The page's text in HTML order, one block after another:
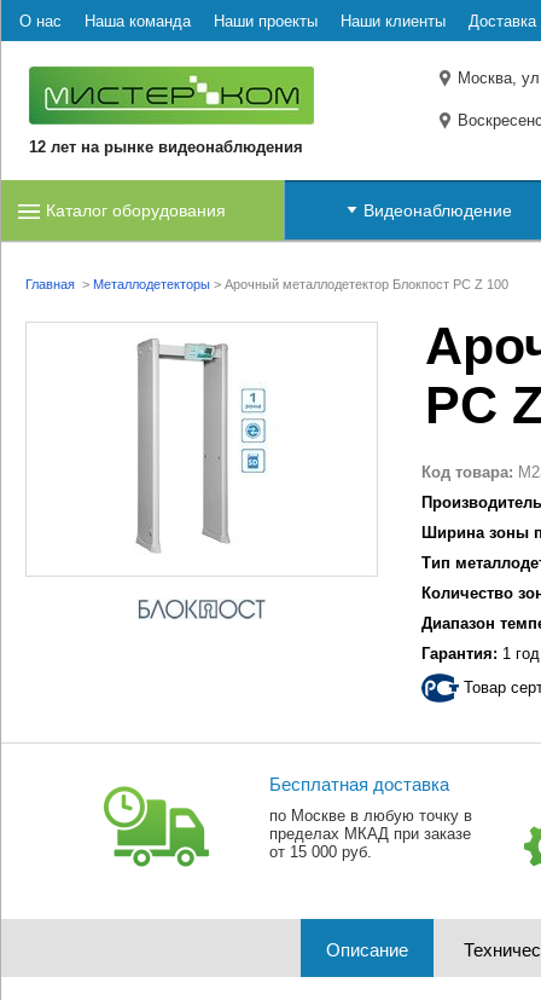
О нас Наша команда Наши проекты Наши клиенты Доставка
12 лет на рынке видеонаблюдения
Москва,
Каталог оборудования Видеонаблюдение
Главная > Металлодетекторы > Арочный металлодетектор Блокпост PC Z 100
PC
Код товара:
Ширина зоны
Тип
Количество
Диапазон
Гарантия: 1 год
Товар
Бесплатная доставка
по Москве в любую точку в
пределах МКАД при заказе
от 15 000 руб.
Описание